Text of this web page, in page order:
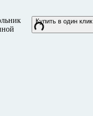
Купить в один клик